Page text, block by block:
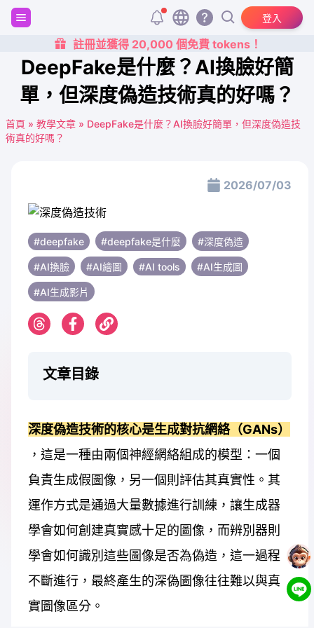
登入
註冊並獲得 20,000 個免費 tokens！
DeepFake是什麼？AI換臉好簡
單，但深度偽造技術真的好嗎？
首頁 » 教學文章 » DeepFake是什麼？AI換臉好簡單，但深度偽造技
術真的好嗎？
2026/07/03
#deepfake #deepfake是什麼 #深度偽造
#AI換臉 #AI繪圖 #AI tools #AI生成圖
#AI生成影片
文章目錄
深度偽造技術的核心是生成對抗網絡（GANs）
，這是一種由兩個神經網絡組成的模型：一個
負責生成假圖像，另一個則評估其真實性。其
運作方式是通過大量數據進行訓練，讓生成器
學會如何創建真實感十足的圖像，而辨別器則
學會如何識別這些圖像是否為偽造，這一過程
不斷進行，最終產生的深偽圖像往往難以與真
實圖像區分。